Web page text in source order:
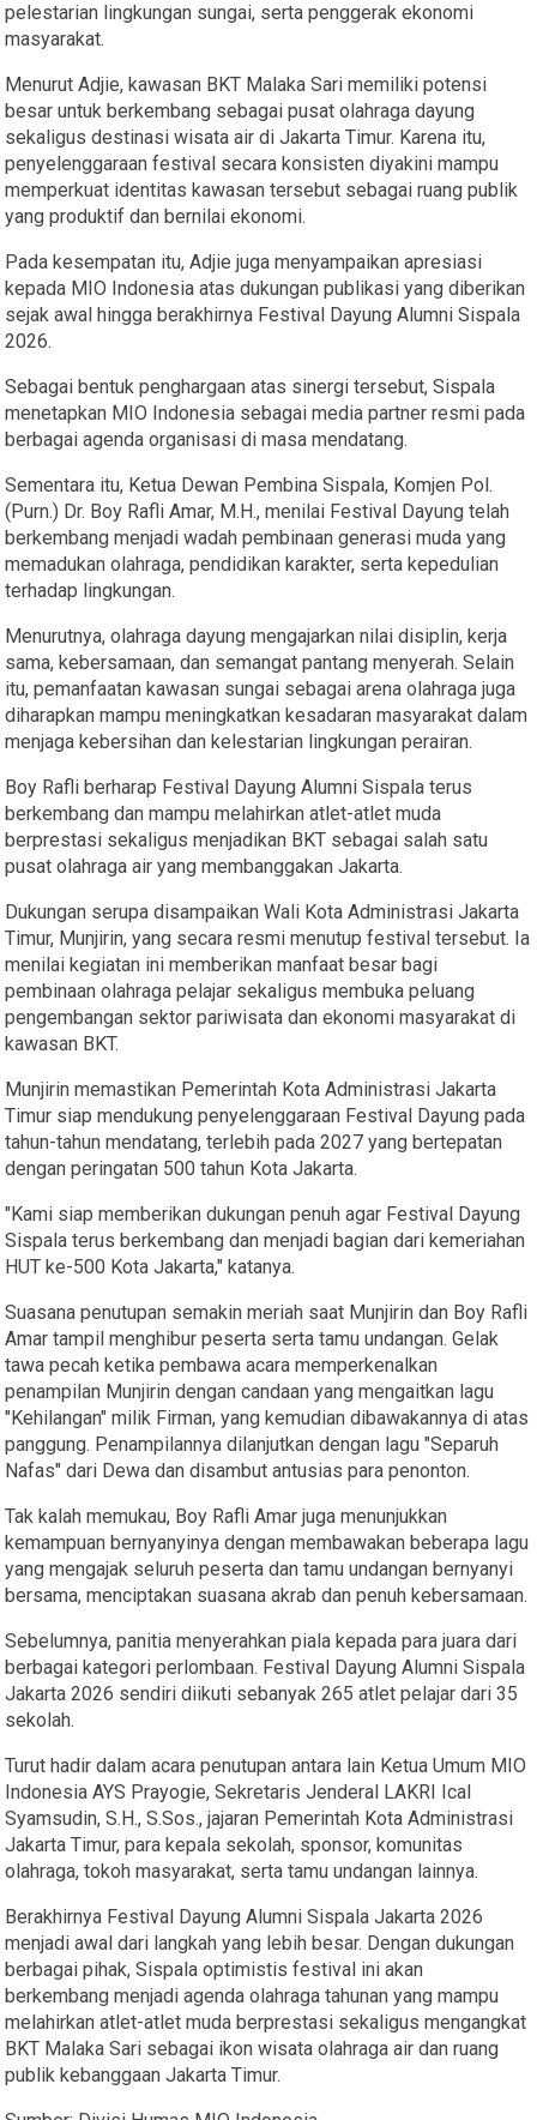
pelestarian lingkungan sungai, serta penggerak ekonomi
masyarakat.
Menurut Adjie, kawasan BKT Malaka Sari memiliki potensi
besar untuk berkembang sebagai pusat olahraga dayung
sekaligus destinasi wisata air di Jakarta Timur. Karena itu,
penyelenggaraan festival secara konsisten diyakini mampu
memperkuat identitas kawasan tersebut sebagai ruang publik
yang produktif dan bernilai ekonomi.
Pada kesempatan itu, Adjie juga menyampaikan apresiasi
kepada MIO Indonesia atas dukungan publikasi yang diberikan
sejak awal hingga berakhirnya Festival Dayung Alumni Sispala
2026.
Sebagai bentuk penghargaan atas sinergi tersebut, Sispala
menetapkan MIO Indonesia sebagai media partner resmi pada
berbagai agenda organisasi di masa mendatang.
Sementara itu, Ketua Dewan Pembina Sispala, Komjen Pol.
(Purn.) Dr. Boy Rafli Amar, M.H., menilai Festival Dayung telah
berkembang menjadi wadah pembinaan generasi muda yang
memadukan olahraga, pendidikan karakter, serta kepedulian
terhadap lingkungan.
Menurutnya, olahraga dayung mengajarkan nilai disiplin, kerja
sama, kebersamaan, dan semangat pantang menyerah. Selain
itu, pemanfaatan kawasan sungai sebagai arena olahraga juga
diharapkan mampu meningkatkan kesadaran masyarakat dalam
menjaga kebersihan dan kelestarian lingkungan perairan.
Boy Rafli berharap Festival Dayung Alumni Sispala terus
berkembang dan mampu melahirkan atlet-atlet muda
berprestasi sekaligus menjadikan BKT sebagai salah satu
pusat olahraga air yang membanggakan Jakarta.
Dukungan serupa disampaikan Wali Kota Administrasi Jakarta
Timur, Munjirin, yang secara resmi menutup festival tersebut. Ia
menilai kegiatan ini memberikan manfaat besar bagi
pembinaan olahraga pelajar sekaligus membuka peluang
pengembangan sektor pariwisata dan ekonomi masyarakat di
kawasan BKT.
Munjirin memastikan Pemerintah Kota Administrasi Jakarta
Timur siap mendukung penyelenggaraan Festival Dayung pada
tahun-tahun mendatang, terlebih pada 2027 yang bertepatan
dengan peringatan 500 tahun Kota Jakarta.
"Kami siap memberikan dukungan penuh agar Festival Dayung
Sispala terus berkembang dan menjadi bagian dari kemeriahan
HUT ke-500 Kota Jakarta," katanya.
Suasana penutupan semakin meriah saat Munjirin dan Boy Rafli
Amar tampil menghibur peserta serta tamu undangan. Gelak
tawa pecah ketika pembawa acara memperkenalkan
penampilan Munjirin dengan candaan yang mengaitkan lagu
"Kehilangan" milik Firman, yang kemudian dibawakannya di atas
panggung. Penampilannya dilanjutkan dengan lagu "Separuh
Nafas" dari Dewa dan disambut antusias para penonton.
Tak kalah memukau, Boy Rafli Amar juga menunjukkan
kemampuan bernyanyinya dengan membawakan beberapa lagu
yang mengajak seluruh peserta dan tamu undangan bernyanyi
bersama, menciptakan suasana akrab dan penuh kebersamaan.
Sebelumnya, panitia menyerahkan piala kepada para juara dari
berbagai kategori perlombaan. Festival Dayung Alumni Sispala
Jakarta 2026 sendiri diikuti sebanyak 265 atlet pelajar dari 35
sekolah.
Turut hadir dalam acara penutupan antara lain Ketua Umum MIO
Indonesia AYS Prayogie, Sekretaris Jenderal LAKRI Ical
Syamsudin, S.H., S.Sos., jajaran Pemerintah Kota Administrasi
Jakarta Timur, para kepala sekolah, sponsor, komunitas
olahraga, tokoh masyarakat, serta tamu undangan lainnya.
Berakhirnya Festival Dayung Alumni Sispala Jakarta 2026
menjadi awal dari langkah yang lebih besar. Dengan dukungan
berbagai pihak, Sispala optimistis festival ini akan
berkembang menjadi agenda olahraga tahunan yang mampu
melahirkan atlet-atlet muda berprestasi sekaligus mengangkat
BKT Malaka Sari sebagai ikon wisata olahraga air dan ruang
publik kebanggaan Jakarta Timur.